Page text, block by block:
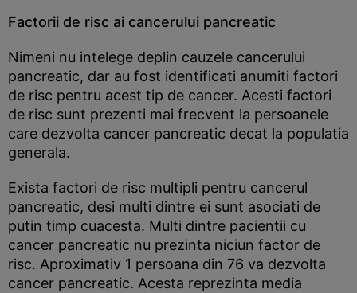
Factorii de risc ai cancerului pancreatic
Nimeni nu intelege deplin cauzele cancerului
pancreatic, dar au fost identificati anumiti factori
de risc pentru acest tip de cancer. Acesti factori
de risc sunt prezenti mai frecvent la persoanele
care dezvolta cancer pancreatic decat la populatia
generala.
Exista factori de risc multipli pentru cancerul
pancreatic, desi multi dintre ei sunt asociati de
putin timp cuacesta. Multi dintre pacientii cu
cancer pancreatic nu prezinta niciun factor de
risc. Aproximativ 1 persoana din 76 va dezvolta
cancer pancreatic. Acesta reprezinta media